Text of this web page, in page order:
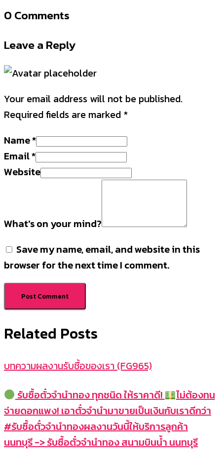
0 Comments
Leave a Reply
Your email address will not be published.
Required fields are marked *
Name*
Email*
Website
What's on your mind?
Save my name, email, and website in this
browser for the next time I comment.
Related Posts
บทความผลงานรับซื้อของเรา (FG965)
รับซื้อตั๋วจำนำทอง ทุกชนิด ให้ราคาดี!
ไม่ต้องทน
จ่ายดอกแพง! เอาตั๋วจำนำมาขายเป็นเงินกับเราดีกว่า
#รับซื้อตั๋วจำนำทองผลงานวันนี้ให้บริการลูกค้า
นนทบุรี -> รับซื้อตั๋วจำนำทอง สนามบินน้ำ นนทบุรี